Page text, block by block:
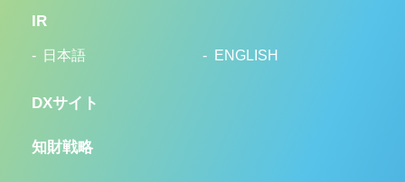
IR
日本語 ENGLISH
DXサイト
知財戦略